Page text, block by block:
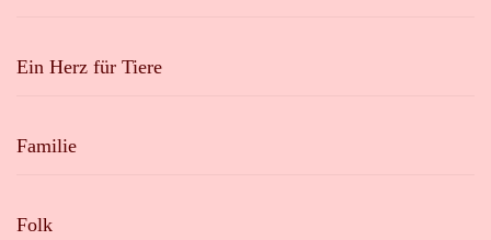
Ein Herz für Tiere
Familie
Folk